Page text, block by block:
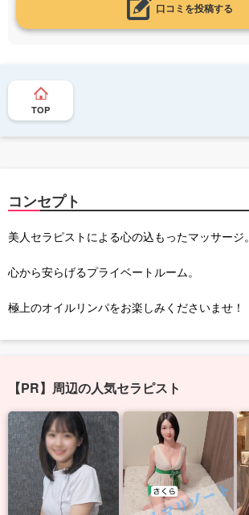
口コミを投稿する
TOP
コンセプト
美人セラピストによる心の込もったマッサージ。
心から安らげるプライベートルーム。
極上のオイルリンパをお楽しみくださいませ！
【PR】周辺の人気セラピスト